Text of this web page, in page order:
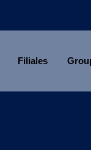
Filiales